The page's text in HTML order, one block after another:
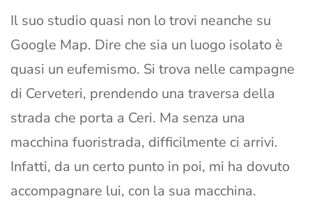
Il suo studio quasi non lo trovi neanche su
Google Map. Dire che sia un luogo isolato è
quasi un eufemismo. Si trova nelle campagne
di Cerveteri, prendendo una traversa della
strada che porta a Ceri. Ma senza una
macchina fuoristrada, difficilmente ci arrivi.
Infatti, da un certo punto in poi, mi ha dovuto
accompagnare lui, con la sua macchina.